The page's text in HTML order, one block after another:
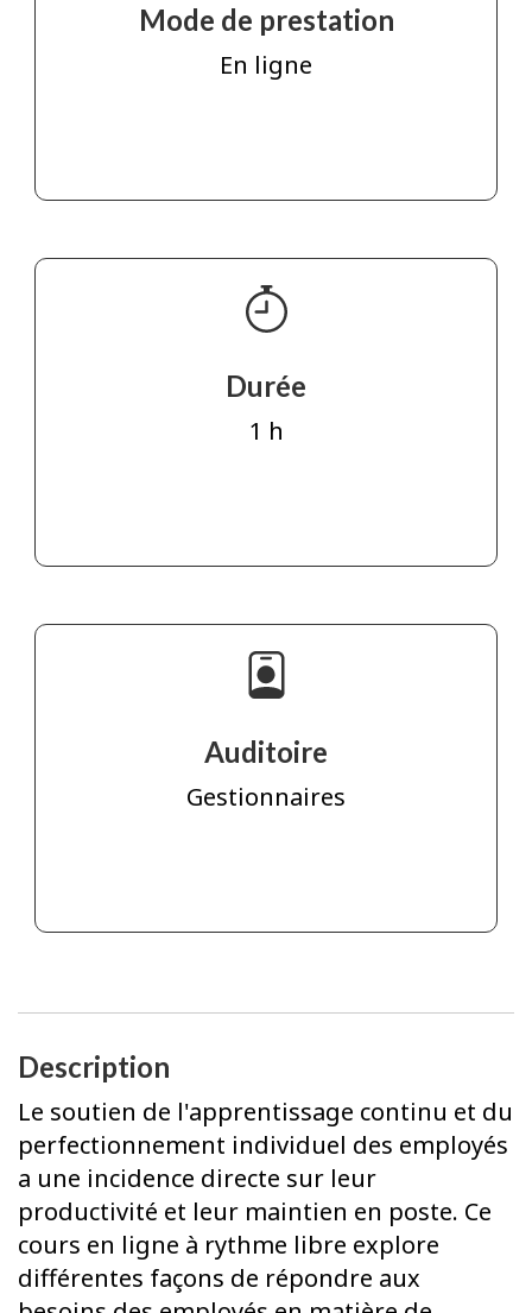
Mode de prestation
En ligne
Durée
1 h
Auditoire
Gestionnaires
Description
Le soutien de l'apprentissage continu et du
perfectionnement individuel des employés
a une incidence directe sur leur
productivité et leur maintien en poste. Ce
cours en ligne à rythme libre explore
différentes façons de répondre aux